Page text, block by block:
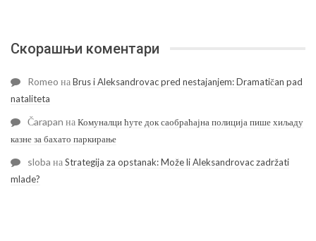
Скорашњи коментари
Romeo наBrus i Aleksandrovac pred nestajanjem: Dramatičan pad
nataliteta
Čarapan наКомуналци ћуте док саобраћајна полиција пише хиљаду
казне за бахато паркирање
sloba наStrategija za opstanak: Može li Aleksandrovac zadržati
mlade?